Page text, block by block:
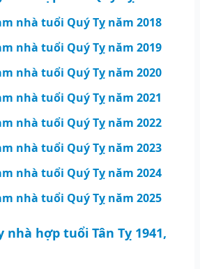
nhà tuổi Quý Tỵ năm 2018
nhà tuổi Quý Tỵ năm 2019
nhà tuổi Quý Tỵ năm 2020
nhà tuổi Quý Tỵ năm 2021
nhà tuổi Quý Tỵ năm 2022
nhà tuổi Quý Tỵ năm 2023
nhà tuổi Quý Tỵ năm 2024
nhà tuổi Quý Tỵ năm 2025
nhà hợp tuổi Tân Tỵ 1941,